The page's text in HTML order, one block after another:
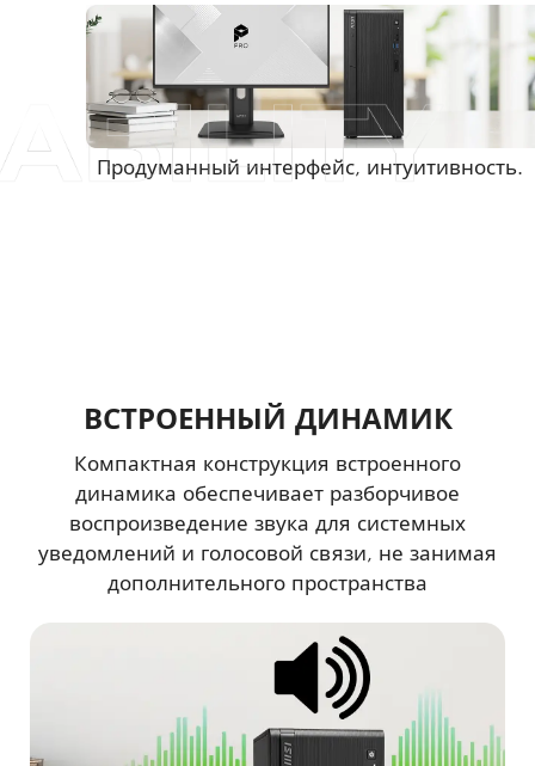
Продуманный интерфейс, интуитивность.
ВСТРОЕННЫЙ ДИНАМИК
Компактная конструкция встроенного
динамика обеспечивает разборчивое
воспроизведение звука для системных
уведомлений и голосовой связи, не занимая
дополнительного пространства